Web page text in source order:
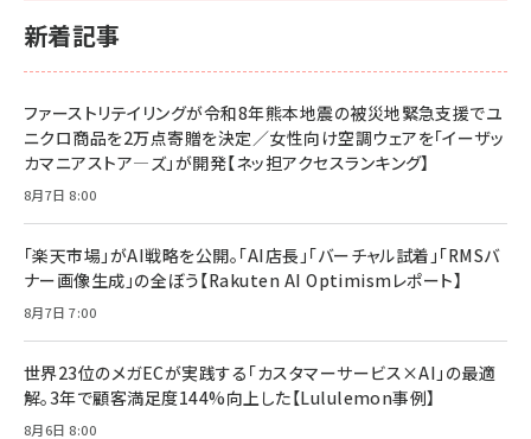
新着記事
ファーストリテイリングが令和8年熊本地震の被災地緊急支援でユ
ニクロ商品を2万点寄贈を決定／女性向け空調ウェアを「イーザッ
カマニアストア―ズ」が開発【ネッ担アクセスランキング】
8月7日 8:00
「楽天市場」がAI戦略を公開。「AI店長」「バーチャル試着」「RMSバ
ナー画像生成」の全ぼう【Rakuten AI Optimismレポート】
8月7日 7:00
世界23位のメガECが実践する「カスタマーサービス×AI」の最適
解。3年で顧客満足度144%向上した【Lululemon事例】
8月6日 8:00